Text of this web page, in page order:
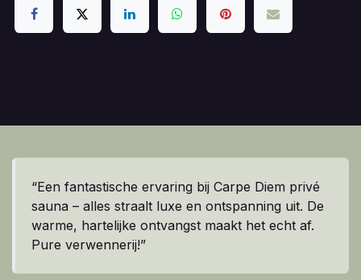
“Een fantastische ervaring bij Carpe Diem privé
sauna – alles straalt luxe en ontspanning uit. De
warme, hartelijke ontvangst maakt het echt af.
Pure verwennerij!”